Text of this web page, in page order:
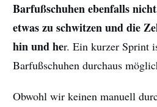
Barfußschuhen ebenfalls
etwas zu schwitzen und die
hin und her. Ein kurzer Sprint
Barfußschuhen durchaus
Obwohl wir keinen manuell